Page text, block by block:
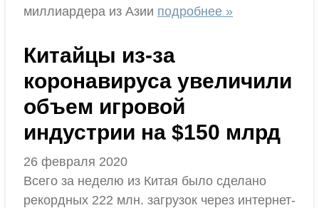
миллиардера из Азии подробнее »
Китайцы из-за
коронавируса увеличили
объем игровой
индустрии на $150 млрд
26 февраля 2020
Всего за неделю из Китая было сделано
рекордных 222 млн. загрузок через интернет-